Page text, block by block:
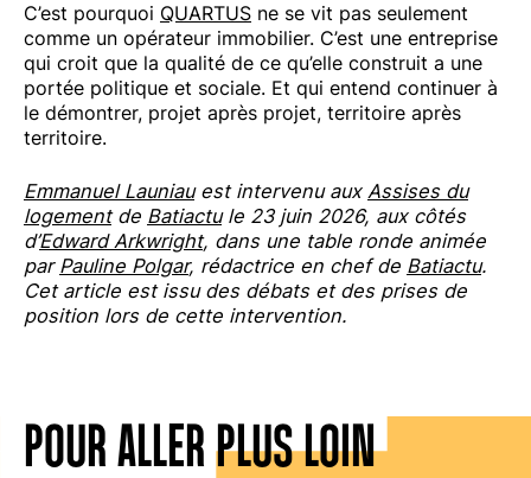
C’est pourquoi QUARTUS ne se vit pas seulement
comme un opérateur immobilier. C’est une entreprise
qui croit que la qualité de ce qu’elle construit a une
portée politique et sociale. Et qui entend continuer à
le démontrer, projet après projet, territoire après
territoire.
Emmanuel Launiauest intervenu aux Assises du
logementde Batiactule 23 juin 2026, aux côtés
d’Edward Arkwright, dans une table ronde animée
par Pauline Polgar, rédactrice en chef de Batiactu.
Cet article est issu des débats et des prises de
position lors de cette intervention.
POUR ALLER PLUS LOIN